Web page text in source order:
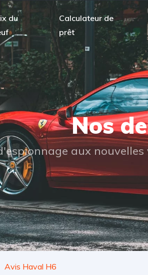
du
Calculateur de
prêt
Nos
aux
Avis Haval H6